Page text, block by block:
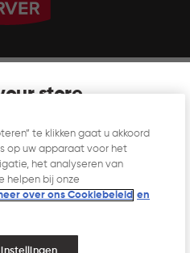
store
you like to shop?
te klikken gaat u akkoord
op uw apparaat voor het
het analyseren van
helpen bij onze
over ons Cookiebeleid en